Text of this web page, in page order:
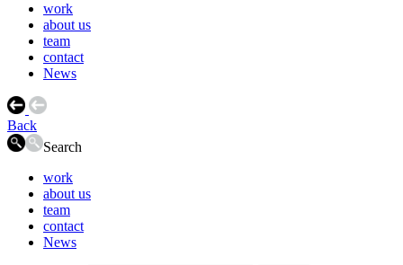
work
about us
team
contact
News
Back
Search
work
about us
team
contact
News